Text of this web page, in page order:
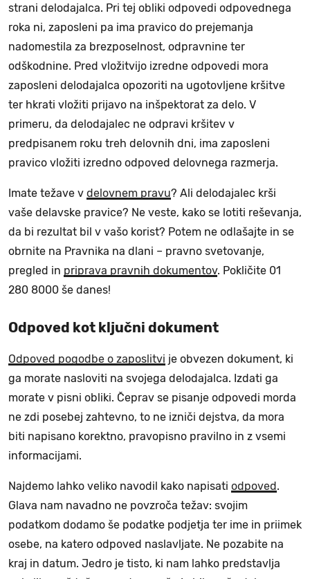
strani delodajalca. Pri tej obliki odpovedi odpovednega
roka ni, zaposleni pa ima pravico do prejemanja
nadomestila za brezposelnost, odpravnine ter
odškodnine. Pred vložitvijo izredne odpovedi mora
zaposleni delodajalca opozoriti na ugotovljene kršitve
ter hkrati vložiti prijavo na inšpektorat za delo. V
primeru, da delodajalec ne odpravi kršitev v
predpisanem roku treh delovnih dni, ima zaposleni
pravico vložiti izredno odpoved delovnega razmerja.
Imate težave v delovnem pravu? Ali delodajalec krši
vaše delavske pravice? Ne veste, kako se lotiti reševanja,
da bi rezultat bil v vašo korist? Potem ne odlašajte in se
obrnite na Pravnika na dlani – pravno svetovanje,
pregled in priprava pravnih dokumentov. Pokličite 01
280 8000 še danes!
Odpoved kot ključni dokument
Odpoved pogodbe o zaposlitvi je obvezen dokument, ki
ga morate nasloviti na svojega delodajalca. Izdati ga
morate v pisni obliki. Čeprav se pisanje odpovedi morda
ne zdi posebej zahtevno, to ne izniči dejstva, da mora
biti napisano korektno, pravopisno pravilno in z vsemi
informacijami.
Najdemo lahko veliko navodil kako napisati odpoved.
Glava nam navadno ne povzroča težav: svojim
podatkom dodamo še podatke podjetja ter ime in priimek
osebe, na katero odpoved naslavljate. Ne pozabite na
kraj in datum. Jedro je tisto, ki nam lahko predstavlja